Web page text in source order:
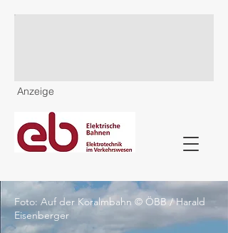
Anzeige
Foto: Auf der Koralmbahn © ÖBB / Harald
Eisenberger